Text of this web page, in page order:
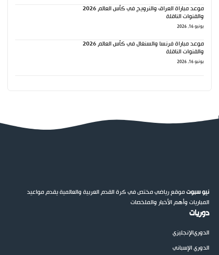
موعد مباراة العراق والنرويج في كأس العالم 2026
والقنوات الناقلة
يونيو 16, 2026
موعد مباراة فرنسا والسنغال في كأس العالم 2026
والقنوات الناقلة
يونيو 16, 2026
نيو سبوتموقع رياضي مختص في كرة القدم العربية والعالمية يقدم مواعيد
المباريات وأهم الأخبار والملخصات
دوريات
الدوريالإنجليزي
الدوري الإسباني